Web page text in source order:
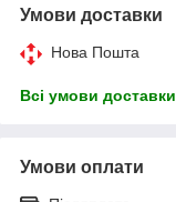
Умови доставки
Нова Пошта
Всі умови доставки
Умови оплати